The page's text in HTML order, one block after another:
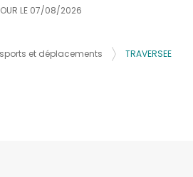
LE 07/08/2026
et déplacements TRAVERSEE